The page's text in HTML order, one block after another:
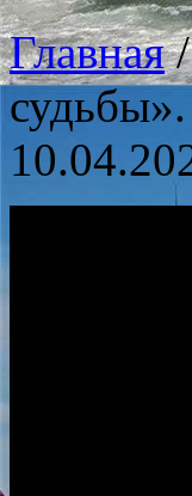
Главная